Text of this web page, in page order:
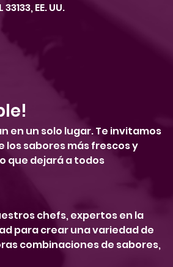
EE. UU.
en un solo lugar. Te invitamos
sabores más frescos y
que dejará a todos
chefs, expertos en la
para crear una variedad de
combinaciones de sabores,